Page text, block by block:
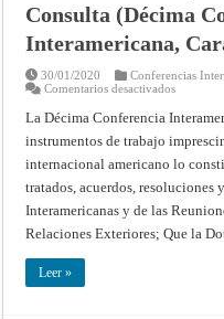
provincia
Gerona
y
de
Pirineos
firmada
en
el
14
de
junio
de
Consulta (Décima
Interamericana,
30/01/2020
Conferencias
Comentarios desactivadosen
de
Tratados,
y
Votos
de
las
La Décima Conferencia
instrumentos de trabajo
internacional americano lo
tratados, acuerdos, resoluciones
Interamericanas y de las
Relaciones Exteriores; Que la
Leer »